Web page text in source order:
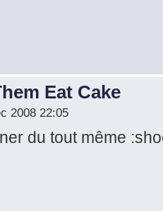
Eat Cake
2008 22:05
du tout même